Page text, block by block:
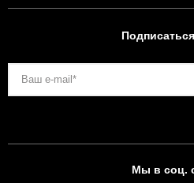
Мы в соц.